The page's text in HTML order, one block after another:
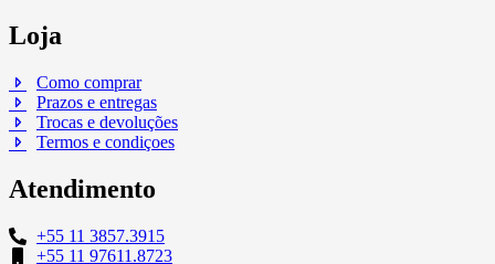
Loja
Como comprar
Prazos e entregas
Trocas e devoluções
Termos e condiçoes
Atendimento
+55 11 3857.3915
+55 11 97611.8723